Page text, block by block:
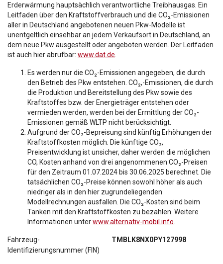
Erderwärmung hauptsächlich verantwortliche Treibhausgas. Ein
Leitfaden über den Kraftstoffverbrauch und die CO₂-Emissionen
aller in Deutschland angebotenen neuen Pkw-Modelle ist
unentgeltlich einsehbar an jedem Verkaufsort in Deutschland, an
dem neue Pkw ausgestellt oder angeboten werden. Der Leitfaden
ist auch hier abrufbar: www.dat.de.
Es werden nur die CO₂-Emissionen angegeben, die durch
den Betrieb des Pkw entstehen. CO₂,-Emissionen, die durch
die Produktion und Bereitstellung des Pkw sowie des
Kraftstoffes bzw. der Energieträger entstehen oder
vermieden werden, werden bei der Ermittlung der CO₂-
Emissionen gemäß WLTP nicht berücksichtigt.
Aufgrund der CO₂-Bepreisung sind künftig Erhöhungen der
Kraftstoffkosten möglich. Die künftige CO₂,
Preisentwicklung ist unsicher, daher werden die möglichen
CO, Kosten anhand von drei angenommenen CO₂-Preisen
für den Zeitraum 01.07.2024 bis 30.06.2025 berechnet. Die
tatsächlichen CO₂-Preise können sowohl höher als auch
niedriger als in den hier zugrundeliegenden
Modellrechnungen ausfallen. Die CO₂-Kosten sind beim
Tanken mit den Kraftstoffkosten zu bezahlen. Weitere
Informationen unterwww.alternativ-mobil.info.
Fahrzeug-
Identifizierungsnummer (FIN)
TMBLK8NX0PY127998